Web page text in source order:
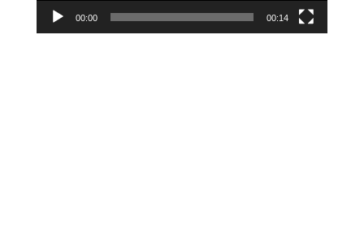
00:00 00:14